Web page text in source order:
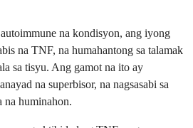
na kondisyon, ang iyong
na TNF, na humahantong sa talamak
sa tisyu. Ang gamot na ito ay
na superbisor, na nagsasabi sa
na huminahon.